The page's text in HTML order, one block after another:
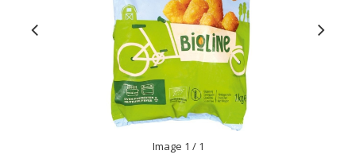
Image 1 / 1